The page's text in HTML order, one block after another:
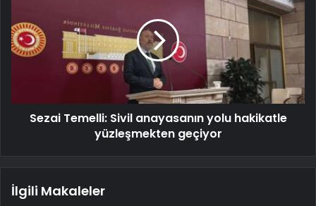
Sezai Temelli: Sivil anayasanın yolu hakikatle
yüzleşmekten geçiyor
İlgili Makaleler